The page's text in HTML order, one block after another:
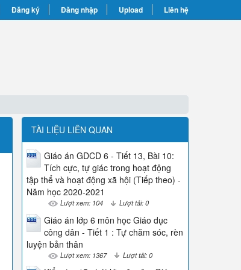
Đăng ký Đăng nhập Upload Liên hệ
TÀI LIỆU LIÊN QUAN
Giáo án GDCD 6 - Tiết 13, Bài 10:
Tích cực, tự giác trong hoạt động
tập thể và hoạt động xã hội (Tiếp theo) -
Năm học 2020-2021
Lượt xem: 104 Lượt tải: 0
Giáo án lớp 6 môn học Giáo dục
công dân - Tiết 1 : Tự chăm sóc, rèn
luyện bản thân
Lượt xem: 1367 Lượt tải: 0